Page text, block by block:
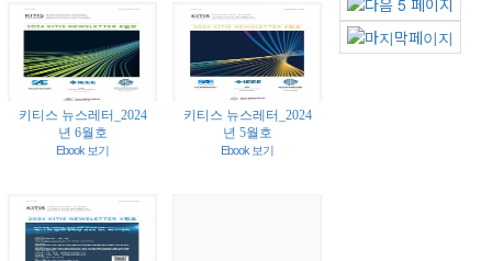
키티스 뉴스레터_2024
년 6월호
Ebook 보기
키티스 뉴스레터_2024
년 5월호
Ebook 보기